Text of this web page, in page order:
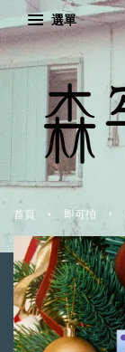
選單
首頁 › 即可拍 ›